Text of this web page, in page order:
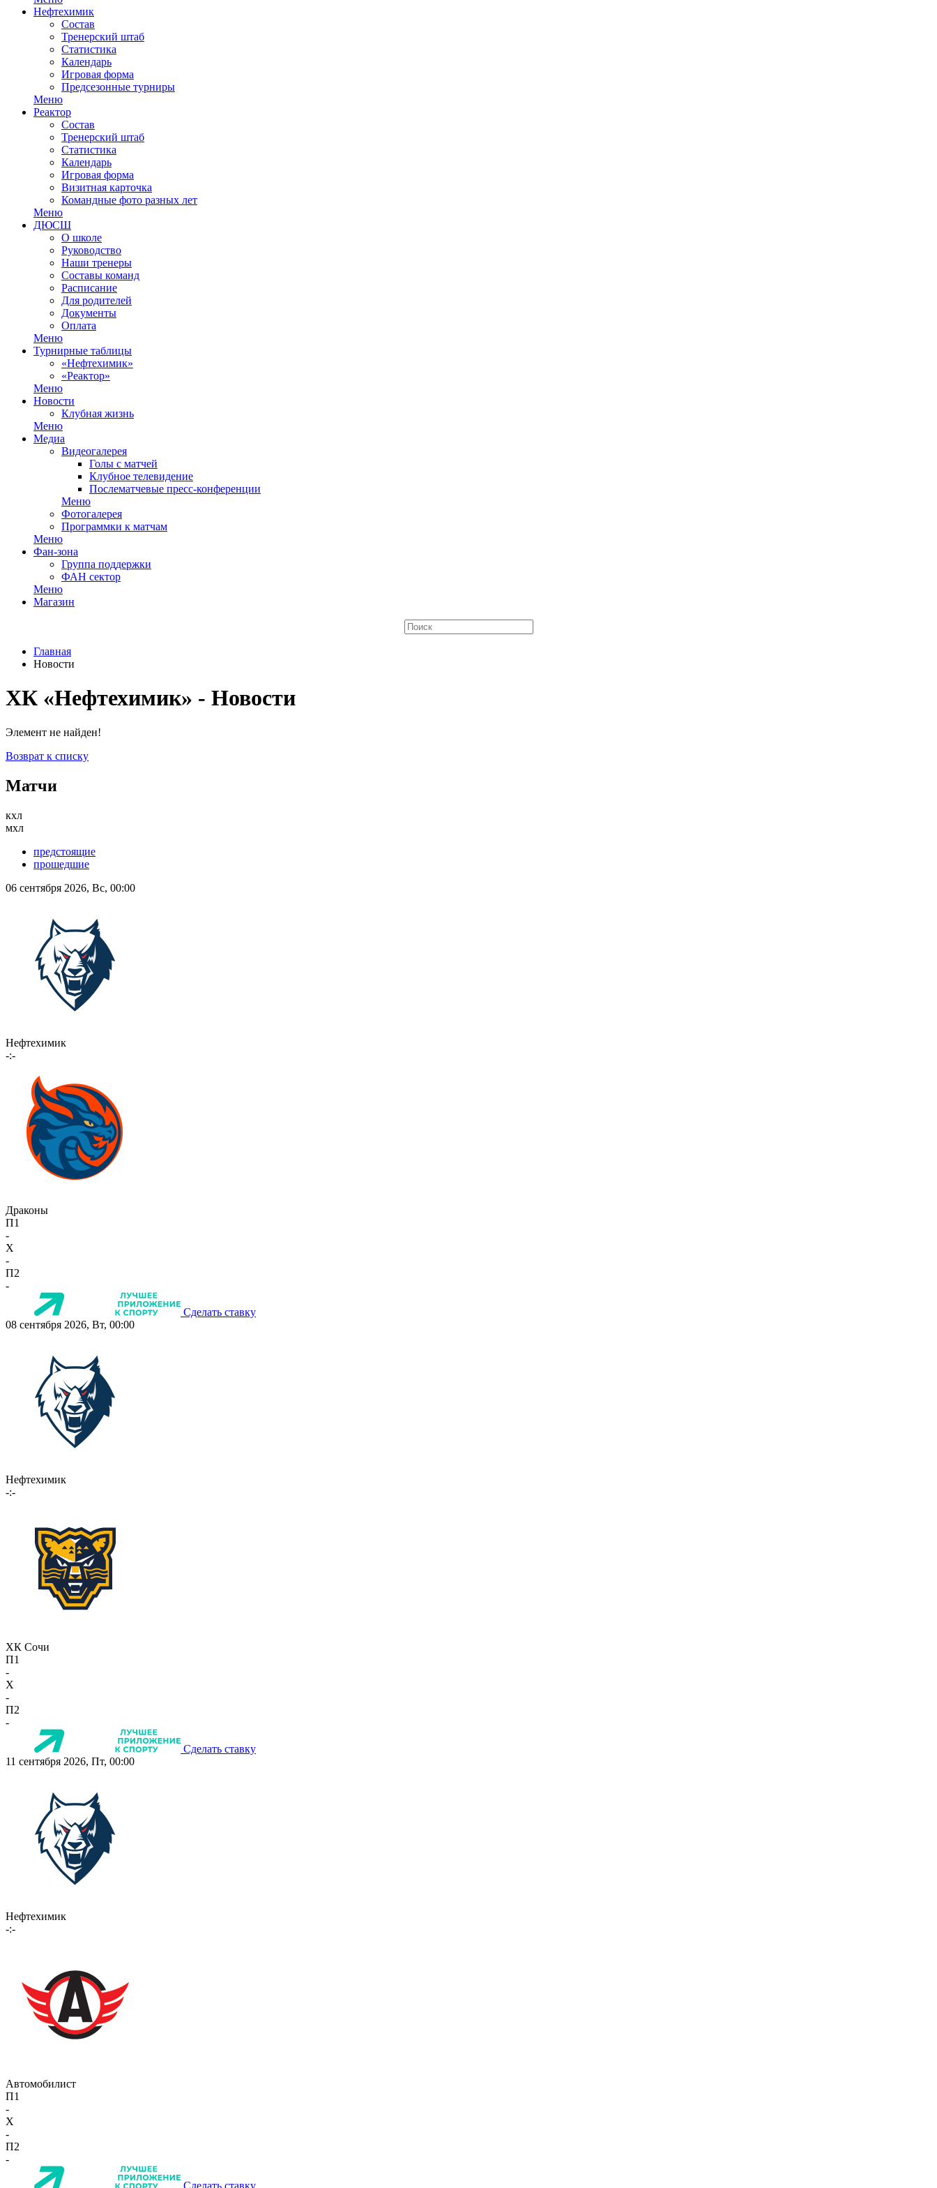
Нефтехимик
Состав
Тренерский штаб
Статистика
Календарь
Игровая форма
Предсезонные турниры
Меню
Реактор
Состав
Тренерский штаб
Статистика
Календарь
Игровая форма
Визитная карточка
Командные фото разных лет
Меню
ДЮСШ
О школе
Руководство
Наши тренеры
Составы команд
Расписание
Для родителей
Документы
Оплата
Меню
Турнирные таблицы
«Нефтехимик»
«Реактор»
Меню
Новости
Клубная жизнь
Меню
Медиа
Видеогалерея
Голы с матчей
Клубное телевидение
Послематчевые пресс-конференции
Меню
Фотогалерея
Программки к матчам
Меню
Фан-зона
Группа поддержки
ФАН сектор
Меню
Магазин
Главная
Новости
ХК «Нефтехимик» - Новости
Элемент не найден!
Возврат к списку
Матчи
кхл
мхл
предстоящие
прошедшие
06 сентября 2026, Вс, 00:00
Нефтехимик
-:-
Драконы
П1
-
X
-
П2
-
Сделать ставку
08 сентября 2026, Вт, 00:00
Нефтехимик
-:-
ХК Сочи
П1
-
X
-
П2
-
Сделать ставку
11 сентября 2026, Пт, 00:00
Нефтехимик
-:-
Автомобилист
П1
-
X
-
П2
-
Сделать ставку